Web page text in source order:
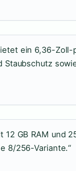
ein 6,36-
12 GB RAM und
8/256-Variante.“